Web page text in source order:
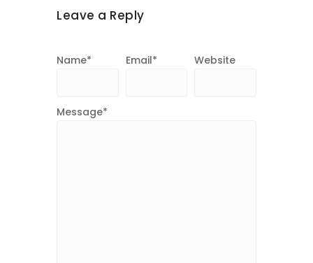
Leave a Reply
Message*
Name* Email* Website